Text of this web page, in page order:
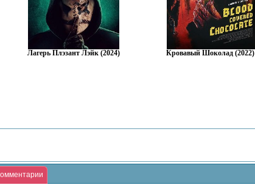
Лагерь Плэзант Лэйк (2024) Кровавый Шоколад (2022)